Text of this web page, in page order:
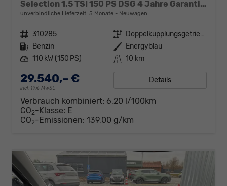
Selection 1.5 TSI 150 PS DSG 4 Jahre Garantie-Keyless Start-AppleCarPlay-AndroidAuto-Sunset-Tempomat-2-Zonen-Klima-16''Alu
unverbindliche Lieferzeit: 5 Monate Neuwagen
Fahrzeugnr. 310285 Getriebe
Doppelkupplungsgetriebe (DSG)
Kraftstoff Benzin Außenfarbe Energyblau
Leistung 110 kW (150 PS) Kilometerstand 10 km
29.540,– €
incl. 19% MwSt.
Details
Verbrauch kombiniert: 6,20 l/100km
CO2-Klasse: E
CO2-Emissionen: 139,00 g/km